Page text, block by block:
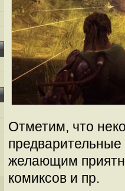
Отметим, что
предварительные
желающим
комиксов и пр.